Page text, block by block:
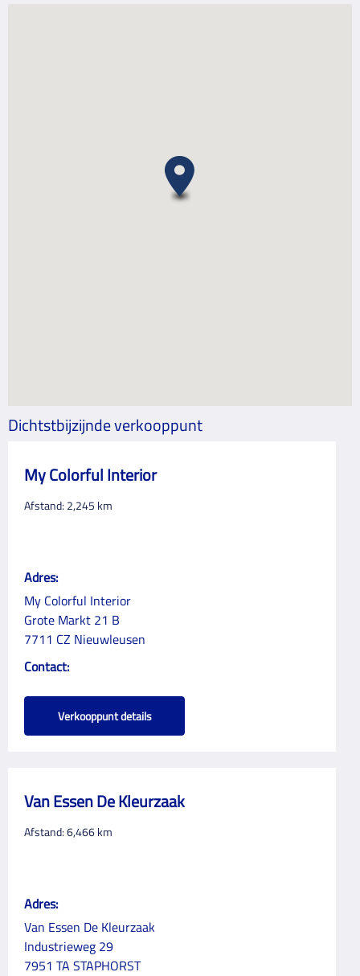
Dichtstbijzijnde verkooppunt
My Colorful Interior
Afstand: 2,245 km
Adres:
My Colorful Interior
Grote Markt 21 B
7711 CZ Nieuwleusen
Contact:
Verkooppunt details
Van Essen De Kleurzaak
Afstand:6,466km
Adres:
Van Essen De Kleurzaak
Industrieweg 29
7951 TA STAPHORST